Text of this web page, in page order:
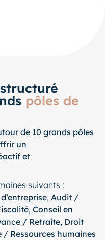
pôles de
de 10 grands pôles
un
et
suivants :
, Audit /
, Conseil en
/ Retraite, Droit
/ Ressources humaines